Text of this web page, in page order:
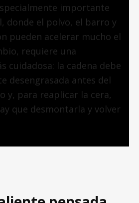
importante
donde el polvo, el barro y
pueden acelerar mucho el
requiere una
cuidadosa: la cadena debe
desengrasada antes del
y, para reaplicar la cera,
que desmontarla y volver